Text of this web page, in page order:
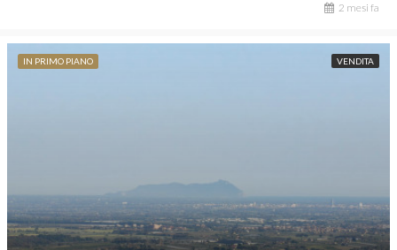
2 mesi fa
IN PRIMO PIANO VENDITA